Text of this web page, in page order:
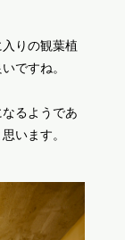
りの観葉植
ですね。
るようであ
います。